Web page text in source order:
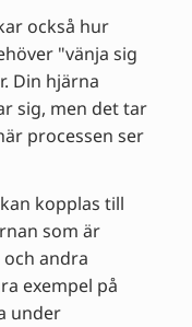
också hur
"vänja sig
Din hjärna
sig, men det tar
processen ser
kopplas till
som är
andra
exempel på
under